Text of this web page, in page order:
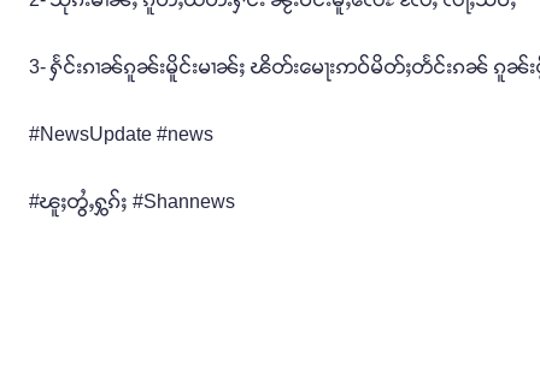
3- ႁႅင်းၵၢၼ်ၵူၼ်းမိူင်းမၢၼ်ႈ ၽိတ်းမေႃးဢဝ်မိတ်ႈတႅင်းၵၼ် ၵူၼ်း
#NewsUpdate #news
#ၽူႈတွႆႇႁွၵ်ႈ #Shannews